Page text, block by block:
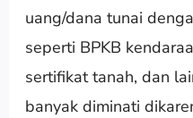
uang/dana tunai
seperti BPKB
sertifikat tanah, dan
banyak diminati